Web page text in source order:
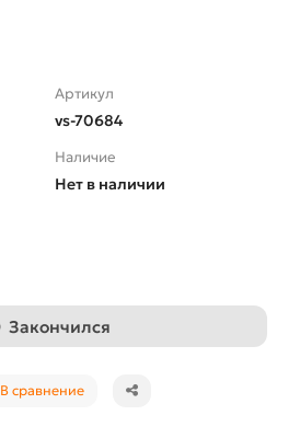
Артикул
vs-70684
Наличие
Нет в наличии
Закончился
В сравнение